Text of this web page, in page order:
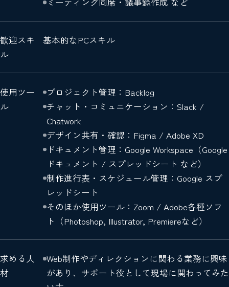
歓迎スキ
ル
基本的なPCスキル
使用ツー
ル
プロジェクト管理：Backlog
チャット・コミュニケーション：Slack /
Chatwork
デザイン共有・確認：Figma / Adobe XD
ドキュメント管理：Google Workspace（Google
ドキュメント / スプレッドシート など）
制作進行表・スケジュール管理：Google スプ
レッドシート
そのほか使用ツール：Zoom / Adobe各種ソフ
ト（Photoshop, Illustrator, Premiereなど）
求める人
材
Web制作やディレクションに関わる業務に興味
があり、サポート役として現場に関わってみた